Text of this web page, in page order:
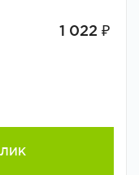
1 022 ₽